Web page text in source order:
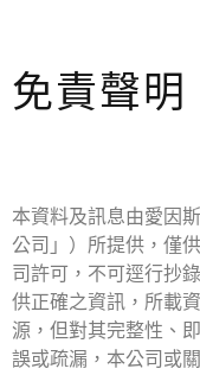
免責聲明
本資料及訊息由愛因
公司」）所提供，僅
司許可，不可逕行抄
供正確之資訊，所載
源，但對其完整性、
誤或疏漏，本公司或